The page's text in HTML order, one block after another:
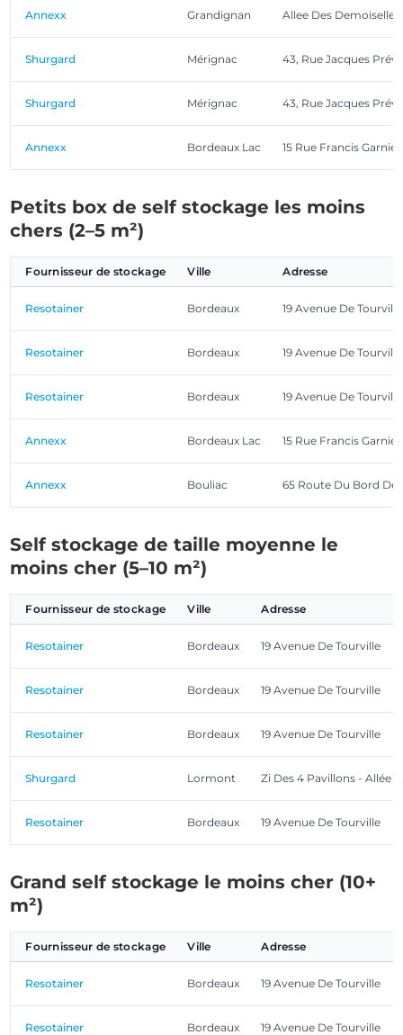
Annexx Grandignan Allee Des Demoiselles
Shurgard Mérignac 43, Rue Jacques
Shurgard Mérignac 43, Rue Jacques
Annexx Bordeaux Lac 15 Rue Francis Garnier
Petits box de self stockage les moins
chers (2–5 m²)
Fournisseur de stockage Ville Adresse
Resotainer Bordeaux 19 Avenue De Tourville
Resotainer Bordeaux 19 Avenue De Tourville
Resotainer Bordeaux 19 Avenue De Tourville
Annexx Bordeaux Lac 15 Rue Francis Garnier
Annexx Bouliac 65 Route Du Bord De
Self stockage de taille moyenne le
moins cher (5–10 m²)
Fournisseur de stockage Ville Adresse
Resotainer Bordeaux 19 Avenue De Tourville
Resotainer Bordeaux 19 Avenue De Tourville
Resotainer Bordeaux 19 Avenue De Tourville
Shurgard Lormont Zi Des 4 Pavillons - Allée
Resotainer Bordeaux 19 Avenue De Tourville
Grand self stockage le moins cher (10+
m²)
Fournisseur de stockage Ville Adresse
Resotainer Bordeaux 19 Avenue De Tourville
Resotainer Bordeaux 19 Avenue De Tourville